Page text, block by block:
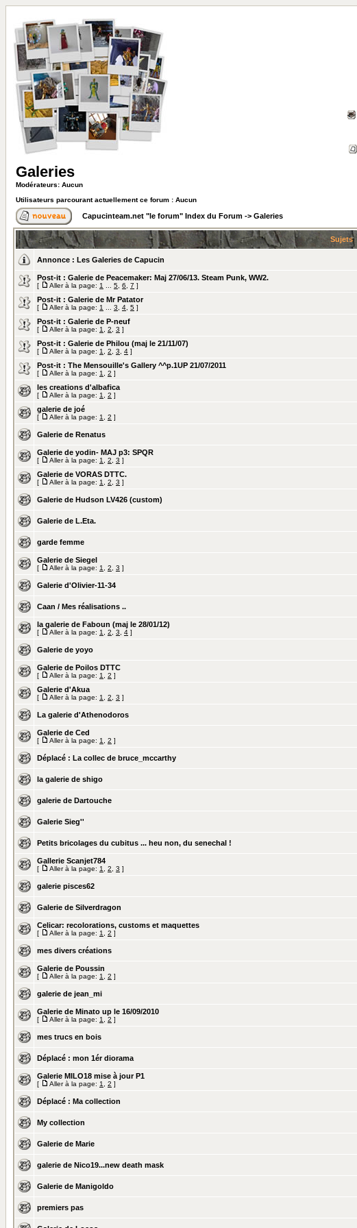
Galeries
Modérateurs: Aucun
Utilisateurs parcourant actuellement ce forum : Aucun
Capucinteam.net "le forum" Index du Forum -> Galeries
Sujets
Annonce : Les Galeries de Capucin
Post-it : Galerie de Peacemaker: Maj 27/06/13. Steam Punk, WW2.
[ Aller à la page: 1 5 6 7 ]
Post-it : Galerie de Mr Patator
[ Aller à la page: 1 3 4 5 ]
Post-it : Galerie de P-neuf
[ Aller à la page: 1 2 3 ]
Post-it : Galerie de Philou (maj le 21/11/07)
[ Aller à la page: 1 2 3 4 ]
Post-it : The Mensouille's Gallery ^^p.1UP 21/07/2011
[ Aller à la page: 1 2 ]
les creations d'albafica
[ Aller à la page: 1 2 ]
galerie de joé
[ Aller à la page: 1 2 ]
Galerie de Renatus
Galerie de yodin- MAJ p3: SPQR
[ Aller à la page: 1 2 3 ]
Galerie de VORAS DTTC.
[ Aller à la page: 1 2 3 ]
Galerie de Hudson LV426 (custom)
Galerie de L.Eta.
garde femme
Galerie de Siegel
[ Aller à la page: 1 2 3 ]
Galerie d'Olivier-11-34
Caan / Mes réalisations ..
la galerie de Faboun (maj le 28/01/12)
[ Aller à la page: 1 2 3 4 ]
Galerie de yoyo
Galerie de Poilos DTTC
[ Aller à la page: 1 2 ]
Galerie d'Akua
[ Aller à la page: 1 2 3 ]
La galerie d'Athenodoros
Galerie de Ced
[ Aller à la page: 1 2 ]
Déplacé : La collec de bruce_mccarthy
la galerie de shigo
galerie de Dartouche
Galerie Sieg''
Petits bricolages du cubitus ... heu non, du senechal !
Gallerie Scanjet784
[ Aller à la page: 1 2 3 ]
galerie pisces62
Galerie de Silverdragon
Celicar: recolorations, customs et maquettes
[ Aller à la page: 1 2 ]
mes divers créations
Galerie de Poussin
[ Aller à la page: 1 2 ]
galerie de jean_mi
Galerie de Minato up le 16/09/2010
[ Aller à la page: 1 2 ]
mes trucs en bois
Déplacé : mon 1ér diorama
Galerie MILO18 mise à jour P1
[ Aller à la page: 1 2 ]
Déplacé : Ma collection
My collection
Galerie de Marie
galerie de Nico19...new death mask
Galerie de Manigoldo
premiers pas